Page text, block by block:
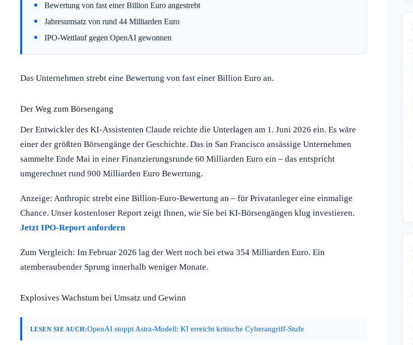
Bewertung von fast einer Billion Euro angestrebt
Jahresumsatz von rund 44 Milliarden Euro
IPO-Wettlauf gegen OpenAI gewonnen
Das Unternehmen strebt eine Bewertung von fast einer Billion Euro an.
Der Weg zum Börsengang
Der Entwickler des KI-Assistenten Claude reichte die Unterlagen am 1. Juni 2026 ein. Es wäre
einer der größten Börsengänge der Geschichte. Das in San Francisco ansässige Unternehmen
sammelte Ende Mai in einer Finanzierungsrunde 60 Milliarden Euro ein – das entspricht
umgerechnet rund 900 Milliarden Euro Bewertung.
Anzeige: Anthropic strebt eine Billion-Euro-Bewertung an – für Privatanleger eine einmalige
Chance. Unser kostenloser Report zeigt Ihnen, wie Sie bei KI-Börsengängen klug investieren.
Jetzt IPO-Report anfordern
Zum Vergleich: Im Februar 2026 lag der Wert noch bei etwa 354 Milliarden Euro. Ein
atemberaubender Sprung innerhalb weniger Monate.
Explosives Wachstum bei Umsatz und Gewinn
LESEN SIE AUCH:OpenAI stoppt Astra-Modell: KI erreicht kritische Cyberangriff-Stufe